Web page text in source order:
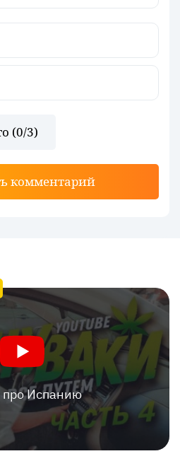
(0/3)
комментарий
Испанию